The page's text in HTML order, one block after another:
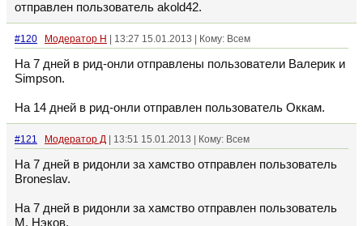
отправлен пользователь akold42.
#120 Модератор Н | 13:27 15.01.2013 | Кому: Всем
На 7 дней в рид-онли отправлены пользователи Валерик и
Simpson.
На 14 дней в рид-онли отправлен пользователь Оккам.
#121 Модератор Д | 13:51 15.01.2013 | Кому: Всем
На 7 дней в ридонли за хамство отправлен пользователь
Broneslav.
На 7 дней в ридонли за хамство отправлен пользователь
М. Нэков.